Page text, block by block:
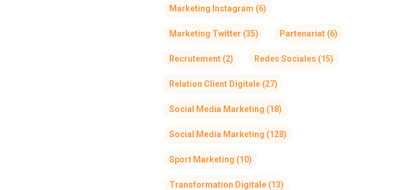
Marketing Instagram (6)
Marketing Twitter (35) Partenariat(6)
Recrutement(2) Redes Sociales (15)
Relation Client Digitale(27)
Social Media Marketing (18)
Social Media Marketing (128)
Sport Marketing (10)
Transformation Digitale(13)